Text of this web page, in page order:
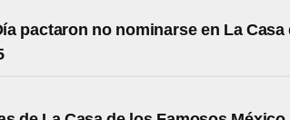
pactaron no nominarse en La Casa